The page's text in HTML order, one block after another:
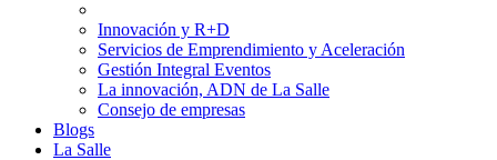
Innovación y R+D
Servicios de Emprendimiento y Aceleración
Gestión Integral Eventos
La innovación, ADN de La Salle
Consejo de empresas
Blogs
La Salle